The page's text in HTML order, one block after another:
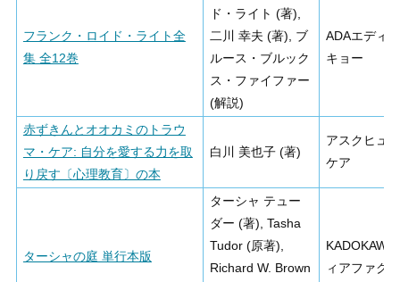
フランク・ロイド・ライト全
集 全12巻
ド・ライト (著),
二川 幸夫 (著), ブ
ルース・ブルック
ス・ファイファー
(解説)
ADAエディ
キョー
赤ずきんとオオカミのトラウ
マ・ケア: 自分を愛する力を取
り戻す〔心理教育〕の本
白川 美也子 (著)
アスクヒュ
ケア
ターシャの庭 単行本版
ターシャ テュー
ダー (著), Tasha
Tudor (原著),
Richard W. Brown
ィアファク